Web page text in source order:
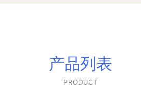
产品列表
PRODUCT